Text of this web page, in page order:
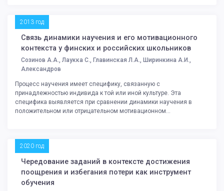
2013 год
Связь динамики научения и его мотивационного
контекста у финских и российских школьников
Созинов А.А., Лаукка С., Главинская Л.А., Ширинкина А.И.,
Александров
Процесс научения имеет специфику, связанную с
принадлежностью индивида к той или иной культуре. Эта
специфика выявляется при сравнении динамики научения в
положительном или отрицательном мотивационном...
2020 год
Чередование заданий в контексте достижения
поощрения и избегания потери как инструмент
обучения